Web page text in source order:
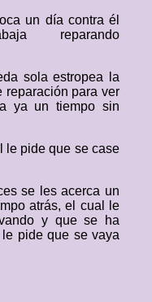
un día contra él
reparando
sola estropea la
reparación para ver
ya un tiempo sin
le pide que se case
se les acerca un
atrás, el cual le
y que se ha
pide que se vaya